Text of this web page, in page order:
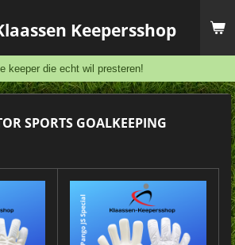
Keepersshop
keeper die echt wil presteren!
SPORTS GOALKEEPING